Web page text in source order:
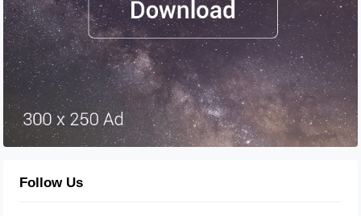
Follow Us